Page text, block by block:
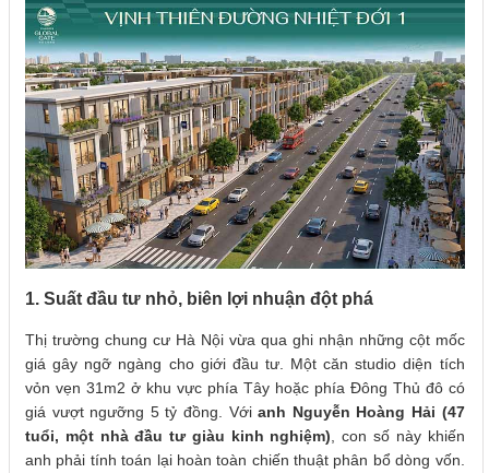
1. Suất đầu tư nhỏ, biên lợi nhuận đột phá
Thị trường chung cư Hà Nội vừa qua ghi nhận những cột mốc
giá gây ngỡ ngàng cho giới đầu tư. Một căn studio diện tích
vỏn vẹn 31m2 ở khu vực phía Tây hoặc phía Đông Thủ đô có
giá vượt ngưỡng 5 tỷ đồng. Vớianh Nguyễn Hoàng Hải (47
tuổi, một nhà đầu tư giàu kinh nghiệm) , con số này khiến
anh phải tính toán lại hoàn toàn chiến thuật phân bổ dòng vốn.